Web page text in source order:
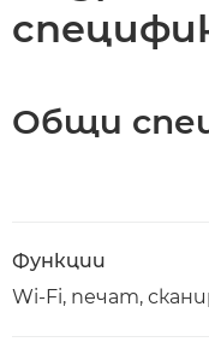
Общи
Функции
Wi-Fi, печат,